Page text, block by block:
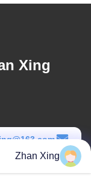
Xing
Zhan Xing